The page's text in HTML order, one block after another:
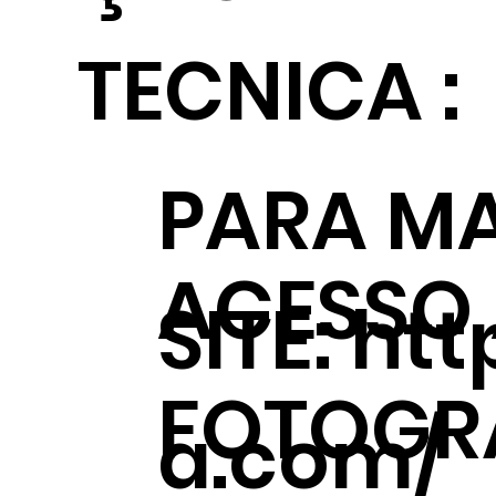
PARA
SITE:
a.com/
TECNICA :